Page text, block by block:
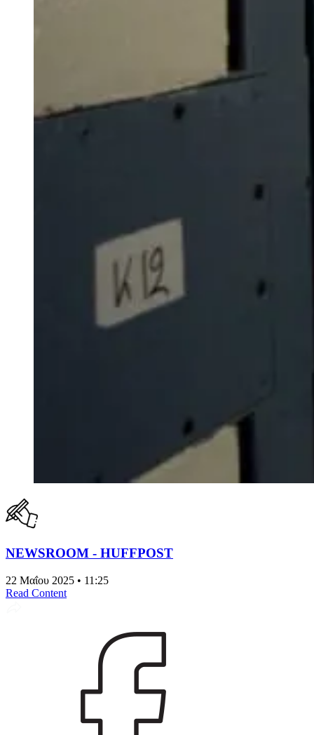
NEWSROOM - HUFFPOST
22 Μαΐου 2025 • 11:25
Read Content